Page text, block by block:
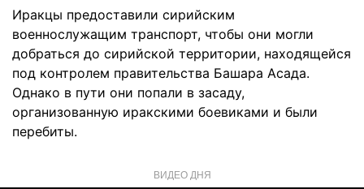
Иракцы предоставили сирийским
военнослужащим транспорт, чтобы они могли
добраться до сирийской территории, находящейся
под контролем правительства Башара Асада.
Однако в пути они попали в засаду,
организованную иракскими боевиками и были
перебиты.
ВИДЕО ДНЯ